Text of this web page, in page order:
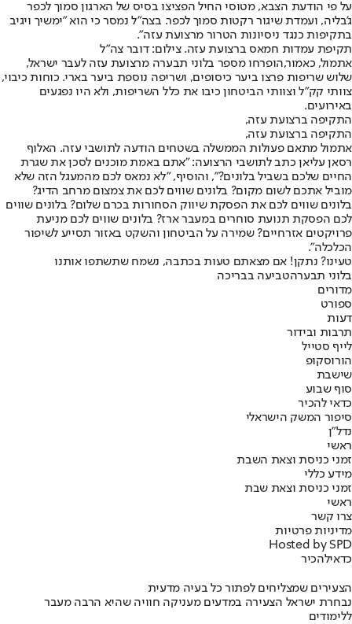
על פי הודעת הצבא, מטוסי החיל הפציצו בסיס של הארגון סמוך לכפר
ג'בליה, ועמדת שיגור רקטות סמוך לכפר. בצה"ל נמסר כי הוא "ימשיך ויגיב
בתקיפות כנגד ניסיונות הטרור מרצועת עזה".
תקיפת עמדות חמאס ברצועת עזה. צילום: דובר צה"ל
אתמול, כאמור,הופרחו מספר בלוני תבערה מרצועת עזה לעבר ישראל,
שלוש שריפות פרצו ביער כיסופים, ושריפה נוספת ביער בארי. כוחות כיבוי,
צוותי קק"ל וצוותי הביטחון כיבו את כלל השריפות, ולא היו נפגעים
באירועים.
התקיפה ברצועת עזה,
התקיפה ברצועת עזה,
אתמול מתאם פעולות הממשלה בשטחים הודעה לתושבי עזה. האלוף
רסאן עליאן כתב לתושבי הרצועה: "אתם באמת מוכנים לסכן את שגרת
החיים שלכם בשביל בלונים?", והוסיף, "לא נמאס לכם מהמעגל הזה שלא
מוביל אתכם לשום מקום? בלונים שווים לכם את צמצום מרחב הדיג?
בלונים שווים לכם את הפסקת שיווק הסחורות בכרם שלום? בלונים שווים
לכם הפסקת תנועת סוחרים במעבר ארז? בלונים שווים לכם מניעת
פרויקטים אזרחיים? שמירה על הביטחון והשקט באזור תסייע לשיפור
הכלכלה".
טעינו? נתקן! אם מצאתם טעות בכתבה, נשמח שתשתפו אותנו
בלוני תבערהטביעה בבריכה
מדורים
ספורט
דעות
תרבות ובידור
לייף סטייל
הורוסקופ
שישבת
סוף שבוע
כדאי להכיר
סיפור המשק הישראלי
נדל"ן
ראשי
זמני כניסת וצאת השבת
מידע כללי
זמני כניסת וצאת שבת
ראשי
צרו קשר
מדיניות פרטיות
Hosted by SPD
כדאילהכיר
הצעירים שמצליחים לפתור כל בעיה מדעית
נבחרת ישראל הצעירה במדעים מעניקה חוויה שהיא הרבה מעבר
ללימודים